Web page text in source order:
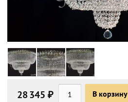
28 345 ₽ В корзину